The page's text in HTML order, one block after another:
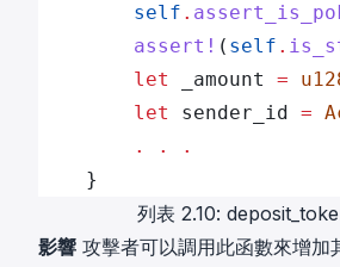
        self
.
        assert!
( self .
        let
_amount =
        let
sender_id =
        .
.
.
    }
列表 2.10:
影響 攻擊者可以調用此函數來增加